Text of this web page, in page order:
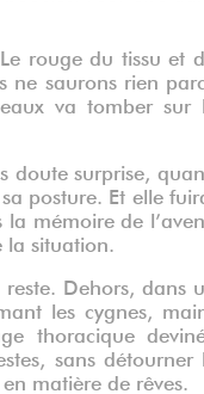
rouge du tissu et
ne saurons rien
va tomber sur
doute surprise,
posture. Et elle
la mémoire de
la situation.
Dehors, dans
les cygnes,
thoracique
sans détourner
matière de rêves.